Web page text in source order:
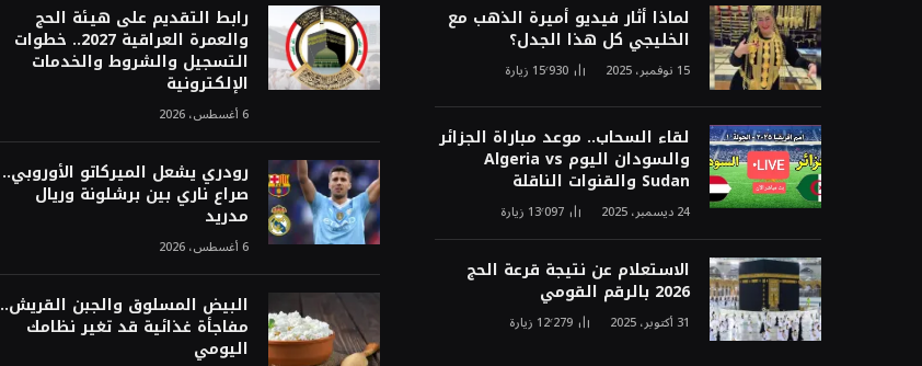
لماذا أثار فيديو أميرة الذهب مع
الخليجي كل هذا الجدل؟
15 نوفمبر، 2025 15٬930 زيارة
لقاء السحاب.. موعد مباراة الجزائر
والسودان اليوم Algeria vs
Sudan والقنوات الناقلة
24 ديسمبر، 2025 13٬097 زيارة
الاستعلام عن نتيجة قرعة الحج
2026 بالرقم القومي
31 أكتوبر، 2025 12٬279 زيارة
رابط التقديم على هيئة الحج
والعمرة العراقية 2027.. خطوات
التسجيل والشروط والخدمات
الإلكترونية
6 أغسطس، 2026
رودري يشعل الميركاتو الأوروبي..
صراع ناري بين برشلونة وريال
مدريد
6 أغسطس، 2026
البيض المسلوق والجبن القريش..
مفاجأة غذائية قد تغير نظامك
اليومي